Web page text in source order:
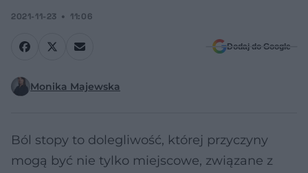
2021-11-23 11:06
Dodaj do Google
Monika Majewska
Ból stopy to dolegliwość, której przyczyny
mogą być nie tylko miejscowe, związane z